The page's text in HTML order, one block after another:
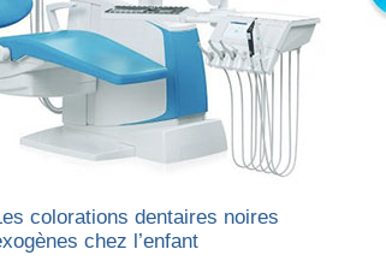
colorations dentaires noires
chez l’enfant